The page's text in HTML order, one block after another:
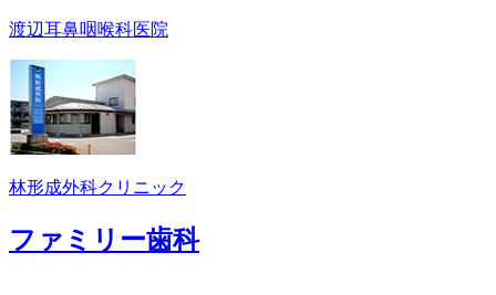
渡辺耳鼻咽喉科医院
林形成外科クリニック
ファミリー歯科